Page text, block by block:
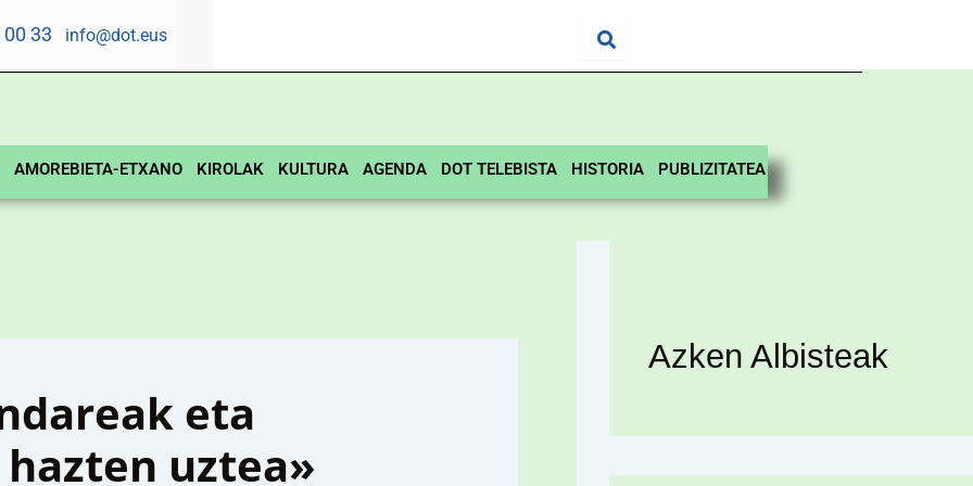
00 33 info@dot.eus
AMOREBIETA-ETXANO KIROLAK KULTURA AGENDA DOT TELEBISTA HISTORIA PUBLIZITATEA
eta
uztea»
Azken Albisteak